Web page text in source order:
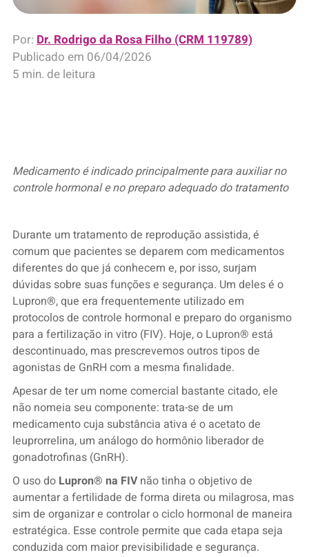
Por: Dr. Rodrigo da Rosa Filho (CRM 119789)
Publicado em 06/04/2026
5 min. de leitura
Medicamento é indicado principalmente para auxiliar no
controle hormonal e no preparo adequado do tratamento
Durante um tratamento de reprodução assistida, é
comum que pacientes se deparem com medicamentos
diferentes do que já conhecem e, por isso, surjam
dúvidas sobre suas funções e segurança. Um deles é o
Lupron®, que era frequentemente utilizado em
protocolos de controle hormonal e preparo do organismo
para a fertilização in vitro (FIV). Hoje, o Lupron® está
descontinuado, mas prescrevemos outros tipos de
agonistas de GnRH com a mesma finalidade.
Apesar de ter um nome comercial bastante citado, ele
não nomeia seu componente: trata-se de um
medicamento cuja substância ativa é o acetato de
leuprorrelina, um análogo do hormônio liberador de
gonadotrofinas (GnRH).
O uso do Lupron® na FIVnão tinha o objetivo de
aumentar a fertilidade de forma direta ou milagrosa, mas
sim de organizar e controlar o ciclo hormonal de maneira
estratégica. Esse controle permite que cada etapa seja
conduzida com maior previsibilidade e segurança.